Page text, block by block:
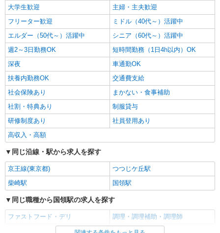
大学生歓迎
主婦・主夫歓迎
フリーター歓迎
ミドル（40代～）活躍中
エルダー（50代～）活躍中
シニア（60代～）活躍中
週2～3日勤務OK
短時間勤務（1日4h以内）OK
深夜
車通勤OK
扶養内勤務OK
交通費支給
社会保険あり
まかない・食事補助
社割・特典あり
制服貸与
研修制度あり
社員登用あり
高収入・高額
同じ沿線・駅から求人を探す
京王線(東京都)
つつじケ丘駅
柴崎駅
国領駅
同じ職種から国領駅の求人を探す
ファストフード・デリ 調理・調理補助・調理師